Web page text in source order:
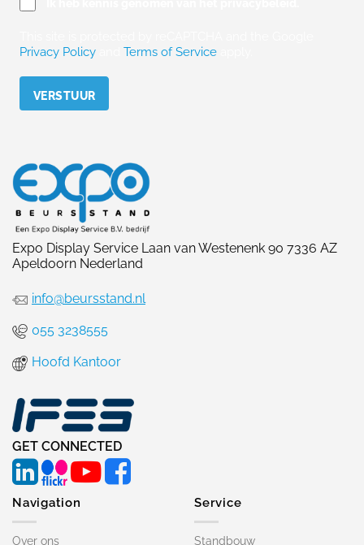
Privacy Policy
Terms of Service
Please leave this field empty.
Expo Display Service Laan van Westenenk 90 7336 AZ
Apeldoorn Nederland
info@beursstand.nl
055 3238555
Hoofd Kantoor
GET CONNECTED
Navigation
Over ons
Service
Standbouw